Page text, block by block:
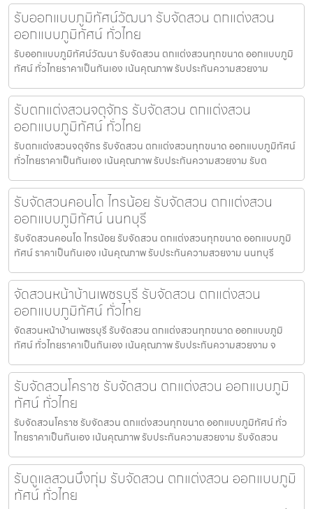
รับออกแบบภูมิทัศน์วัฒนา รับจัดสวน ตกแต่งสวน
ออกแบบภูมิทัศน์ ทั่วไทย
รับออกแบบภูมิทัศน์วัฒนา รับจัดสวน ตกแต่งสวนทุกขนาด ออกแบบภูมิ
ทัศน์ ทั่วไทยราคาเป็นกันเอง เน้นคุณภาพ รับประกันความสวยงาม
รับตกแต่งสวนจตุจักร รับจัดสวน ตกแต่งสวน
ออกแบบภูมิทัศน์ ทั่วไทย
รับตกแต่งสวนจตุจักร รับจัดสวน ตกแต่งสวนทุกขนาด ออกแบบภูมิทัศน์
ทั่วไทยราคาเป็นกันเอง เน้นคุณภาพ รับประกันความสวยงาม รับต
รับจัดสวนคอนโด ไทรน้อย รับจัดสวน ตกแต่งสวน
ออกแบบภูมิทัศน์ นนทบุรี
รับจัดสวนคอนโด ไทรน้อย รับจัดสวน ตกแต่งสวนทุกขนาด ออกแบบภูมิ
ทัศน์ ราคาเป็นกันเอง เน้นคุณภาพ รับประกันความสวยงาม นนทบุรี
จัดสวนหน้าบ้านเพชรบุรี รับจัดสวน ตกแต่งสวน
ออกแบบภูมิทัศน์ ทั่วไทย
จัดสวนหน้าบ้านเพชรบุรี รับจัดสวน ตกแต่งสวนทุกขนาด ออกแบบภูมิ
ทัศน์ ทั่วไทยราคาเป็นกันเอง เน้นคุณภาพ รับประกันความสวยงาม จ
รับจัดสวนโคราช รับจัดสวน ตกแต่งสวน ออกแบบภูมิ
ทัศน์ ทั่วไทย
รับจัดสวนโคราช รับจัดสวน ตกแต่งสวนทุกขนาด ออกแบบภูมิทัศน์ ทั่ว
ไทยราคาเป็นกันเอง เน้นคุณภาพ รับประกันความสวยงาม รับจัดสวน
รับดูแลสวนบึงกุ่ม รับจัดสวน ตกแต่งสวน ออกแบบภูมิ
ทัศน์ ทั่วไทย